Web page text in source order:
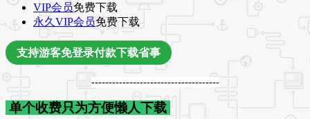
VIP会员免费下载
永久VIP会员免费下载
支持游客免登录付款下载省事
-------------------------------------
单个收费只为方便懒人下载